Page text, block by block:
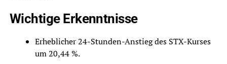
Wichtige Erkenntnisse
Erheblicher 24-Stunden-Anstieg des STX-Kurses
um 20,44 %.